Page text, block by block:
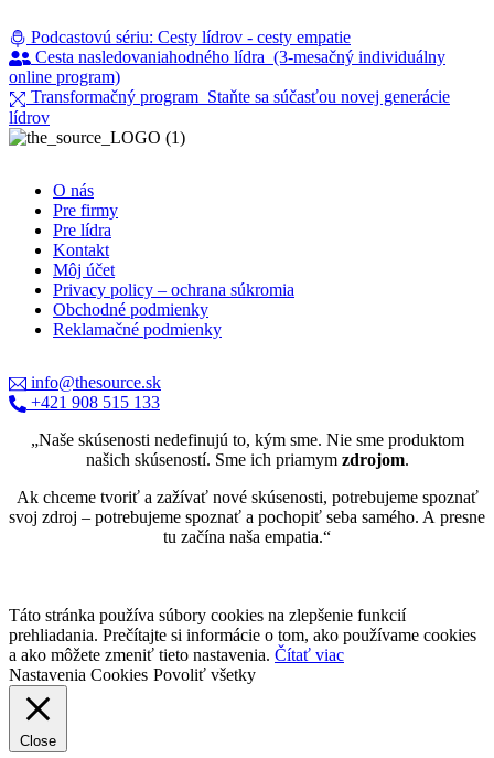
Podcastovú sériu: Cesty lídrov - cesty empatie
Cesta nasledovaniahodného lídra (3-mesačný individuálny
online program)
Transformačný program Staňte sa súčasťou novej generácie
lídrov
O nás
Pre firmy
Pre lídra
Kontakt
Môj účet
Privacy policy – ochrana súkromia
Obchodné podmienky
Reklamačné podmienky
info@thesource.sk
+421 908 515 133
„Naše skúsenosti nedefinujú to, kým sme. Nie sme produktom
našich skúseností. Sme ich priamym zdrojom.
Ak chceme tvoriť a zažívať nové skúsenosti, potrebujeme spoznať
svoj zdroj – potrebujeme spoznať a pochopiť seba samého. A presne
tu začína naša empatia.“
Táto stránka používa súbory cookies na zlepšenie funkcií
prehliadania. Prečítajte si informácie o tom, ako používame cookies
a ako môžete zmeniť tieto nastavenia. Čítať viac
Nastavenia Cookies Povoliť všetky
Close